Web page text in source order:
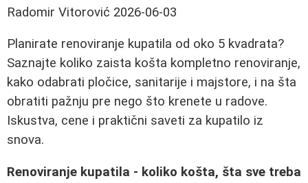
Radomir Vitorović 2026-06-03
Planirate renoviranje kupatila od oko 5 kvadrata?
Saznajte koliko zaista košta kompletno renoviranje,
kako odabrati pločice, sanitarije i majstore, i na šta
obratiti pažnju pre nego što krenete u radove.
Iskustva, cene i praktični saveti za kupatilo iz
snova.
Renoviranje kupatila - koliko košta, šta sve treba